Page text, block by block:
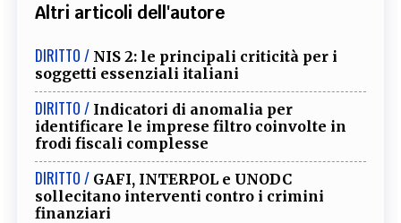
Altri articoli dell'autore
DIRITTO / NIS 2: le principali criticità per i
soggetti essenziali italiani
DIRITTO / Indicatori di anomalia per
identificare le imprese filtro coinvolte in
frodi fiscali complesse
DIRITTO / GAFI, INTERPOL e UNODC
sollecitano interventi contro i crimini
finanziari